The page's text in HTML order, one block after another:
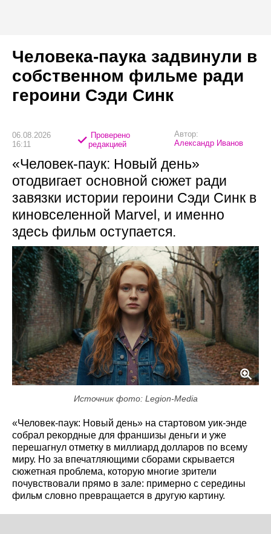
Человека-паука задвинули в
собственном фильме ради
героини Сэди Синк
06.08.2026
16:11
Проверено
редакцией
Автор:
Александр Иванов
«Человек-паук: Новый день»
отодвигает основной сюжет ради
завязки истории героини Сэди Синк в
киновселенной Marvel, и именно
здесь фильм оступается.
Источник фото: Legion-Media
«Человек-паук: Новый день» на стартовом уик-энде
собрал рекордные для франшизы деньги и уже
перешагнул отметку в миллиард долларов по всему
миру. Но за впечатляющими сборами скрывается
сюжетная проблема, которую многие зрители
почувствовали прямо в зале: примерно с середины
фильм словно превращается в другую картину.